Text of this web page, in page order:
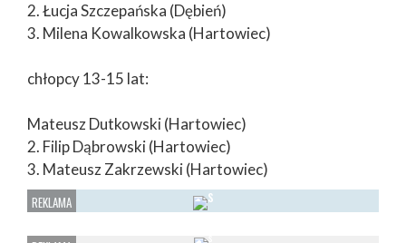
2. Łucja Szczepańska (Dębień)
3. Milena Kowalkowska (Hartowiec)
chłopcy 13-15 lat:
Mateusz Dutkowski (Hartowiec)
2. Filip Dąbrowski (Hartowiec)
3. Mateusz Zakrzewski (Hartowiec)